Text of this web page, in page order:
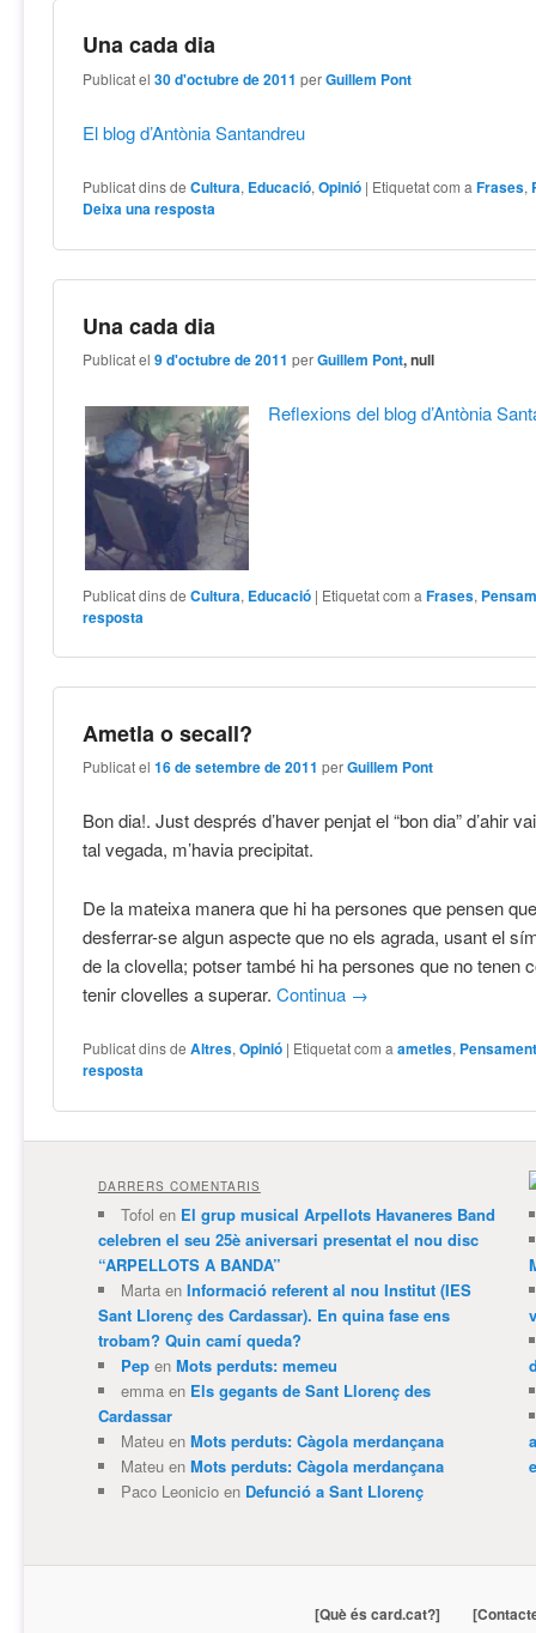
Una cada dia
Publicat el30 d'octubre de 2011 perGuillem Pont
El blog d’Antònia Santandreu
Publicat dins de Cultura, Educació,Opinió | Etiquetat com a Frases,
Deixa una resposta
Una cada dia
Publicat el9 d'octubre de 2011 perGuillem Pont, null
Reflexions del blog d’Antònia
Publicat dins de Cultura, Educació | Etiquetat com a Frases,
resposta
Ametla o secall?
Publicat el16 de setembre de 2011 perGuillem Pont
Bon dia!. Just després d’haver penjat el “bon dia” d’ahir
tal vegada, m’havia precipitat.
De la mateixa manera que hi ha persones que pensen
desferrar-se algun aspecte que no els agrada, usant el
de la clovella; potser també hi ha persones que no tenen
tenir clovelles a superar.Continua →
Publicat dins de Altres,Opinió | Etiquetat com a ametles,
resposta
DARRERS COMENTARIS
Tofol en El grup musical Arpellots Havaneres Band
celebren el seu 25è aniversari presentat el nou disc
“ARPELLOTS A BANDA”
Martaen Informació referent al nou Institut (IES
Sant Llorenç des Cardassar). En quina fase ens
trobam? Quin camí queda?
Pepen Mots perduts: memeu
emmaen Els gegants de Sant Llorenç des
Cardassar
Mateuen Mots perduts: Càgola merdançana
Mateuen Mots perduts: Càgola merdançana
Paco Leonicioen Defunció a Sant Llorenç
[Què és card.cat?]